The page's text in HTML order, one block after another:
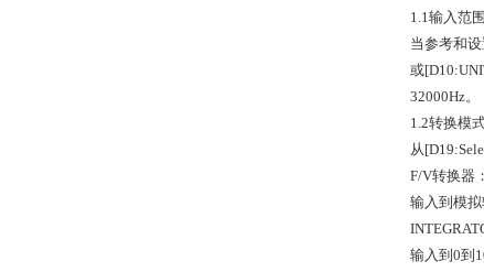
1.1输入范
当参考和
或
32000Hz。
1.2转换模
从
F/V转换器
输入到模拟
输入到0到